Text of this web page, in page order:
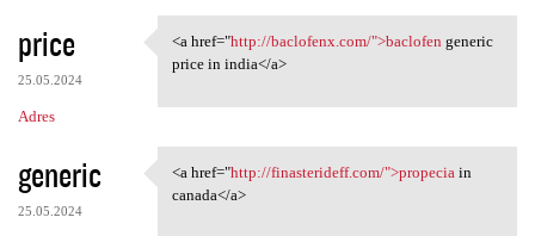
price
25.05.2024
Adres
<a href="http://baclofenx.com
<a href="http://baclofenx.com/">baclofen generic
price in india</a>
generic
25.05.2024
<a href="http://finasterideff
<a href="http://finasterideff.com/">propecia in
canada</a>